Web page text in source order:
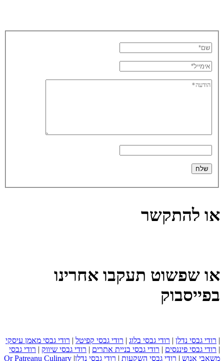
או להתקשר
או שפשוט תעקבו אחרינו
בפייסבוק
| רודי גבסי נדלן | רודי גבסי בלוג | רודי גבסי קפיטל | רודי גבסי מאמן עיסקי
| רודי גבסי פיננסים | רודי גבסי בניית אתרים | רודי גבסי שיווק | רודי גבסי
משאבי אנוש | רודי גבסי השקעות | רודי גבסי נדלן Or Patreanu Culinary |